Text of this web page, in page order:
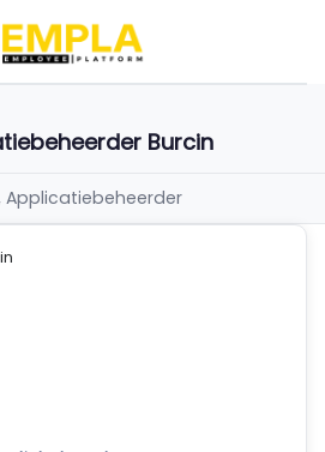
Burcin
Applicatiebeheerder